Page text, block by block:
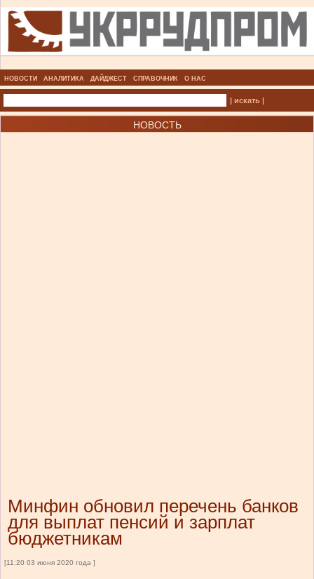
НОВОСТИ АНАЛИТИКА ДАЙДЖЕСТ СПРАВОЧНИК О НАС
| искать |
НОВОСТЬ
Минфин обновил перечень банков
для выплат пенсий и зарплат
бюджетникам
[11:20 03 июня 2020 года ]